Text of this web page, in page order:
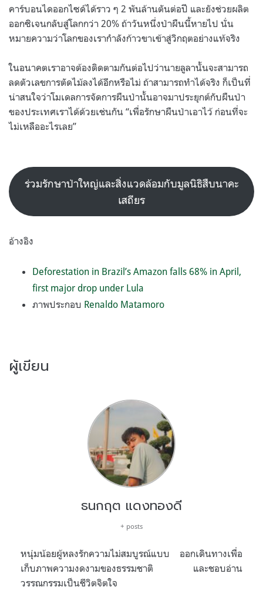
คาร์บอนไดออกไซด์ได้ราว ๆ 2 พันล้านตันต่อปี และยังช่วยผลิต
ออกซิเจนกลับสู่โลกกว่า 20% ถ้าวันหนึ่งป่าผืนนี้หายไป นั่น
หมายความว่าโลกของเรากำลังก้าวขาเข้าสู่วิกฤตอย่างแท้จริง
ในอนาคตเราอาจต้องติดตามกันต่อไปว่านายลูลานั้นจะสามารถ
ลดตัวเลขการตัดไม้ลงได้อีกหรือไม่ ถ้าสามารถทำได้จริง ก็เป็นที่
น่าสนใจว่าโมเดลการจัดการผืนป่านั้นอาจมาประยุกต์กับผืนป่า
ของประเทศเราได้ด้วยเช่นกัน “เพื่อรักษาผืนป่าเอาไว้ ก่อนที่จะ
ไม่เหลืออะไรเลย”
ร่วมรักษาป่าใหญ่และสิ่งแวดล้อมกับมูลนิธิสืบนาคะ
เสถียร
อ้างอิง
Deforestation in Brazil’s Amazon falls 68% in April,
first major drop under Lula
ภาพประกอบ Renaldo Matamoro
ผู้เขียน
ธนกฤต แดงทองดี
+ posts
หนุ่มน้อยผู้หลงรักความไม่สมบูรณ์แบบ ออกเดินทางเพื่อ
เก็บภาพความงดงามของธรรมชาติ และชอบอ่าน
วรรณกรรมเป็นชีวิตจิตใจ